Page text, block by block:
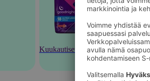
Kuukautiset ja intiimihygienia